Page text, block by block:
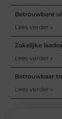
Betrouwbare
Lees verder »
Zakelijke
Lees verder »
Betrouwbaar
Lees verder »